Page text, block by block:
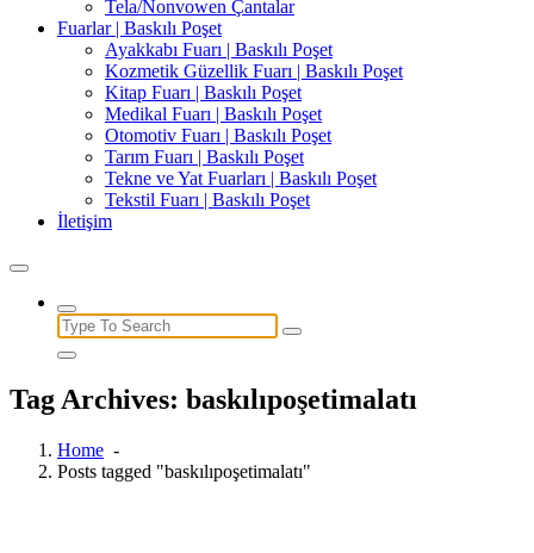
Tela/Nonvowen Çantalar
Fuarlar | Baskılı Poşet
Ayakkabı Fuarı | Baskılı Poşet
Kozmetik Güzellik Fuarı | Baskılı Poşet
Kitap Fuarı | Baskılı Poşet
Medikal Fuarı | Baskılı Poşet
Otomotiv Fuarı | Baskılı Poşet
Tarım Fuarı | Baskılı Poşet
Tekne ve Yat Fuarları | Baskılı Poşet
Tekstil Fuarı | Baskılı Poşet
İletişim
Search
for:
Tag Archives: baskılıpoşetimalatı
Home -
Posts tagged "baskılıpoşetimalatı"